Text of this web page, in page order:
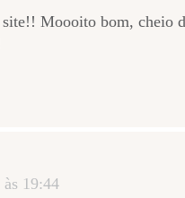
site!! Moooito bom, cheio
19:44